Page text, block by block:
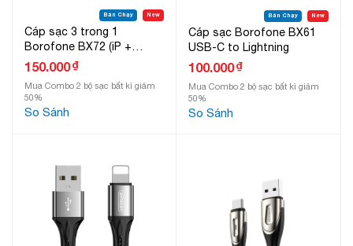
Bán Chạy New
Cáp sạc 3 trong 1
Borofone BX72 (iP +
Type-C + Micro)
150.000₫
Mua Combo 2 bộ sạc bất kì giảm
50%
So Sánh
Bán Chạy New
Cáp sạc Borofone BX61
USB-C to Lightning
100.000₫
Mua Combo 2 bộ sạc bất kì giảm
50%
So Sánh